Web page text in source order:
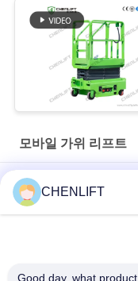
모바일 가위 리프트
7.5미터 수동 푸시 이동
14M 소형 전동 가위 리
미니 수동 밀기 3.9 미
CHENLIFT
Good day, what